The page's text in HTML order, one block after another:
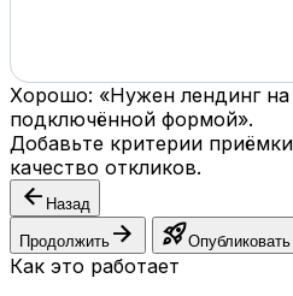
Хорошо: «Нужен лендинг
подключённой формой».
Добавьте критерии
качество откликов.
arrow_back Назад
Продолжить arrow_forward rocket_launchОпубликовать
Как это работает